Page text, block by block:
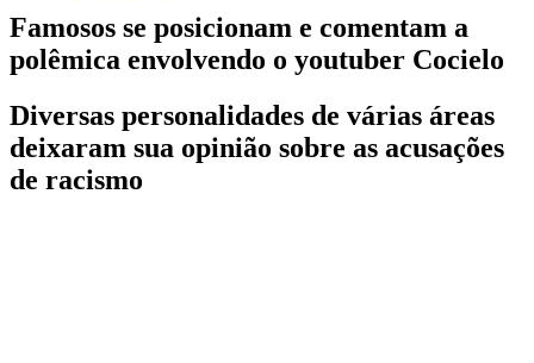
Famosos se posicionam e comentam a
polêmica envolvendo o youtuber Cocielo
Diversas personalidades de várias áreas
deixaram sua opinião sobre as acusações
de racismo